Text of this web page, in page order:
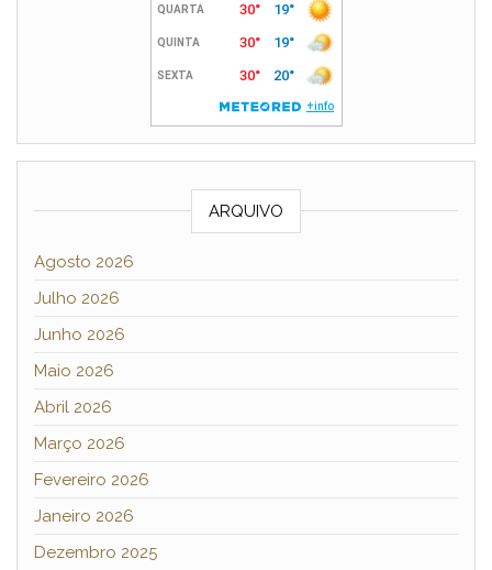
ARQUIVO
Agosto 2026
Julho 2026
Junho 2026
Maio 2026
Abril 2026
Março 2026
Fevereiro 2026
Janeiro 2026
Dezembro 2025